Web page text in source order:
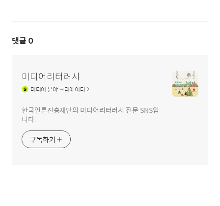
댓글 0
미디어리터러시
미디어분야 크리에이터
한국언론진흥재단의 미디어리터러시 전문 SNS입
니다.
구독하기